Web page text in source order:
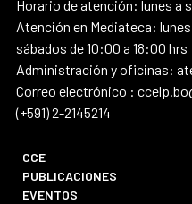
Horario de atención: lunes a
Atención en Mediateca:
sábados de 10:00 a 18:00 hrs
Administración y oficinas:
Correo electrónico :
(+591) 2-2145214
CCE
PUBLICACIONES
EVENTOS